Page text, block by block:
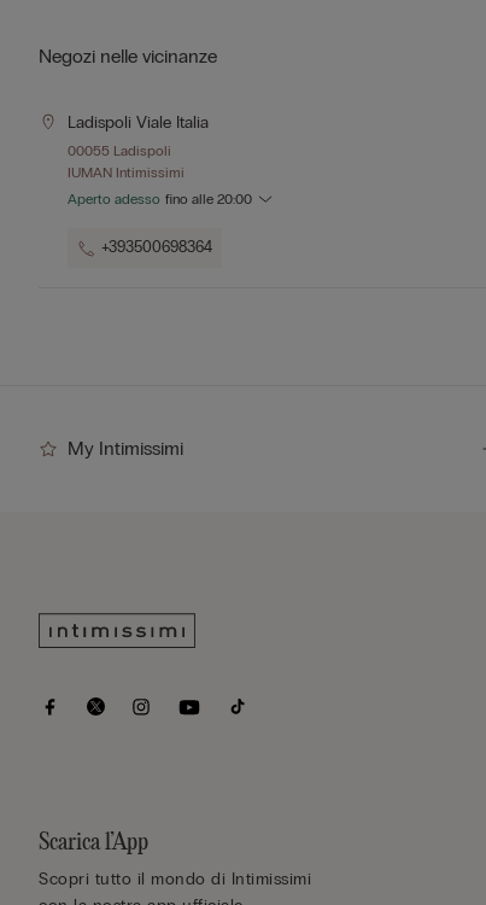
Negozi nelle vicinanze
Ladispoli Viale Italia
00055 Ladispoli
IUMAN Intimissimi
Aperto adesso fino alle 20:00
+393500698364
My Intimissimi
Scarica l’App
Scopri tutto il mondo di Intimissimi